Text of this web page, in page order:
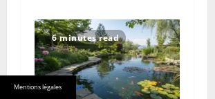
Mentions légales
6 minutes read
Extérieur